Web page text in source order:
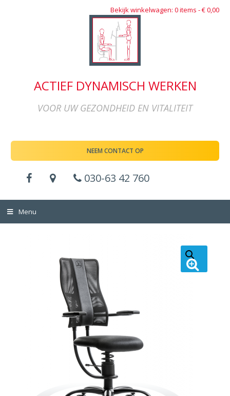
Bekijk winkelwagen: 0 items -€0,00
ACTIEF DYNAMISCH WERKEN
VOOR UW GEZONDHEID EN VITALITEIT
NEEM CONTACT OP
030-63 42 760
Menu